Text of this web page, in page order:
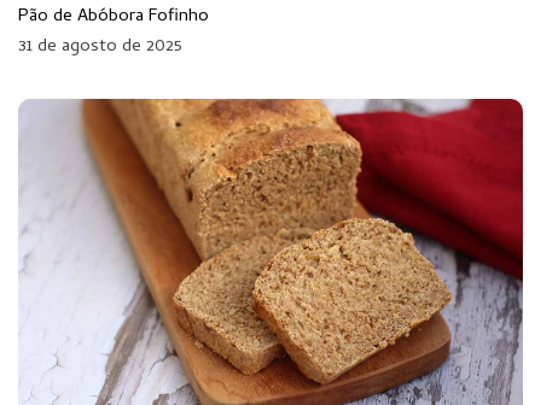
Pão de Abóbora Fofinho
31 de agosto de 2025